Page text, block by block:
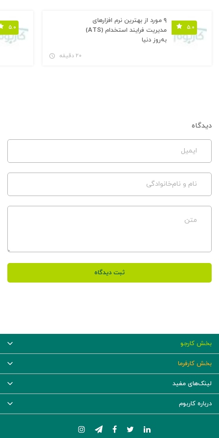
۵.۰
۹ مورد از بهترین نرم افزارهای
مدیریت فرایند استخدام (ATS)
به‌روز دنیا
۲۰ دقیقه
۵.۰
دیدگاه
ایمیل
نام و نام‌خانوادگی
متن
ثبت دیدگاه
بخش کارجو
بخش کارفرما
لینک‌های مفید
درباره کاربوم